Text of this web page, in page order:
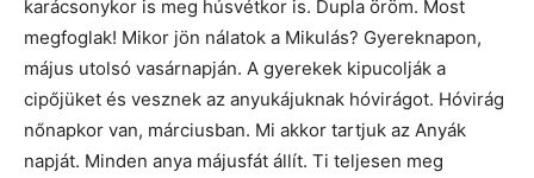
karácsonykor is meg húsvétkor is. Dupla öröm. Most
megfoglak! Mikor jön nálatok a Mikulás? Gyereknapon,
május utolsó vasárnapján. A gyerekek kipucolják a
cipőjüket és vesznek az anyukájuknak hóvirágot. Hóvirág
nőnapkor van, márciusban. Mi akkor tartjuk az Anyák
napját. Minden anya májusfát állít. Ti teljesen meg